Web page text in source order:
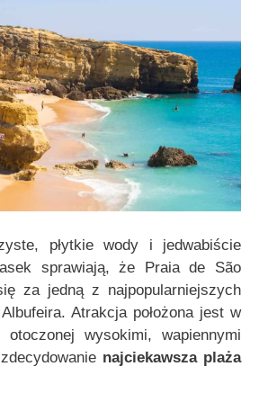
płytkie wody i jedwabiście
sprawiają, że Praia de São
za jedną z najpopularniejszych
Atrakcja położona jest w
otoczonej wysokimi, wapiennymi
najciekawsza plaża